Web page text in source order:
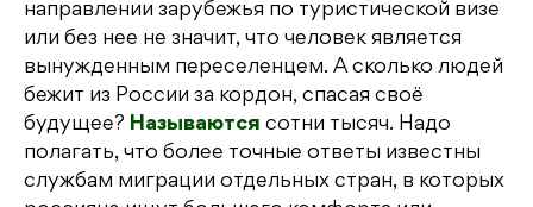
направлении зарубежья по туристической визе
или без нее не значит, что человек является
вынужденным переселенцем. А сколько людей
бежит из России за кордон, спасая своё
будущее? Называются сотни тысяч. Надо
полагать, что более точные ответы известны
службам миграции отдельных стран, в которых